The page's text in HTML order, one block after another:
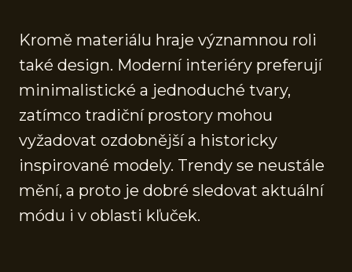
Kromě materiálu hraje významnou roli
také design. Moderní interiéry preferují
minimalistické a jednoduché tvary,
zatímco tradiční prostory mohou
vyžadovat ozdobnější a historicky
inspirované modely. Trendy se neustále
mění, a proto je dobré sledovat aktuální
módu i v oblasti kľuček.